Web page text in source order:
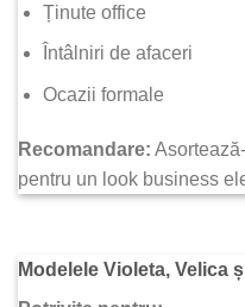
Ținute office
Întâlniri de afaceri
Ocazii formale
Recomandare:
pentru un look business
Modelele Violeta, Velica